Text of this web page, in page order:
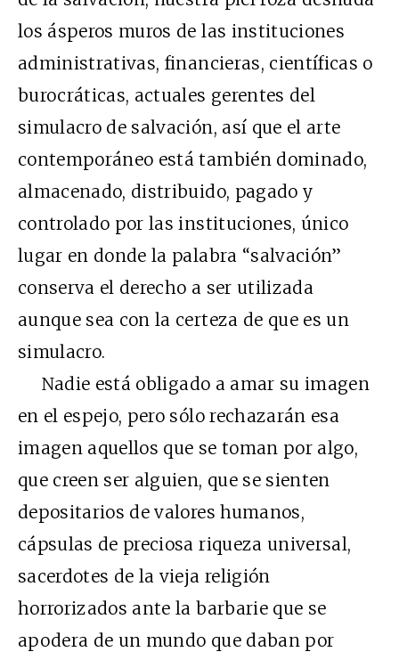
los ásperos muros de las instituciones
administrativas, financieras, científicas o
burocráticas, actuales gerentes del
simulacro de salvación, así que el arte
contemporáneo está también dominado,
almacenado, distribuido, pagado y
controlado por las instituciones, único
lugar en donde la palabra “salvación”
conserva el derecho a ser utilizada
aunque sea con la certeza de que es un
simulacro.
Nadie está obligado a amar su imagen
en el espejo, pero sólo rechazarán esa
imagen aquellos que se toman por algo,
que creen ser alguien, que se sienten
depositarios de valores humanos,
cápsulas de preciosa riqueza universal,
sacerdotes de la vieja religión
horrorizados ante la barbarie que se
apodera de un mundo que daban por